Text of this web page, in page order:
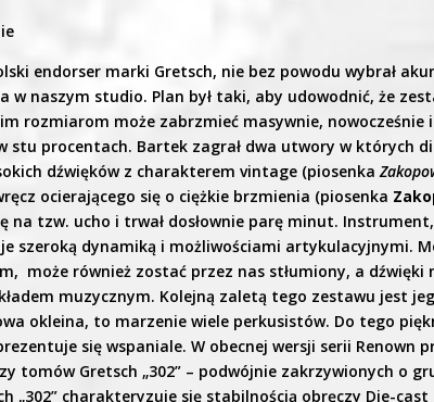
endorser marki Gretsch, nie bez powodu wybrał
w naszym studio. Plan był taki, aby udowodnić, że
rozmiarom może zabrzmieć masywnie, nowocześnie
w stu procentach. Bartek zagrał dwa utwory w których
dźwięków z charakterem vintage (piosenka
ocierającego się o ciężkie brzmienia (piosenka
na tzw. ucho i trwał dosłownie parę minut.
szeroką dynamiką i możliwościami artykulacyjnymi.
może również zostać przez nas stłumiony, a dźwięki
muzycznym. Kolejną zaletą tego zestawu jest
okleina, to marzenie wiele perkusistów. Do tego
się wspaniale. W obecnej wersji serii Renown
tomów Gretsch „302” – podwójnie zakrzywionych o
„302” charakteryzuje się stabilnością obręczy Die-